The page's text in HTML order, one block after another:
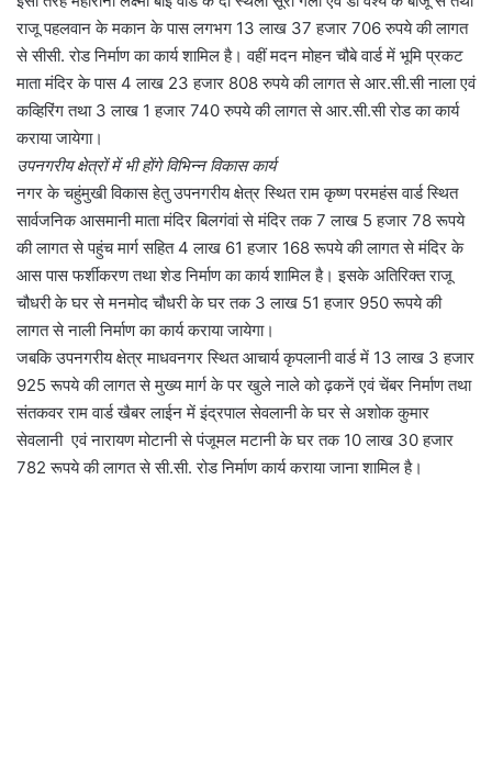
राजू पहलवान के मकान के पास लगभग 13 लाख 37 हजार 706 रुपये की लागत
से सीसी. रोड निर्माण का कार्य शामिल है। वहीं मदन मोहन चौबे वार्ड में भूमि प्रकट
माता मंदिर के पास 4 लाख 23 हजार 808 रुपये की लागत से आर.सी.सी नाला एवं
कव्हिरिंग तथा 3 लाख 1 हजार 740 रुपये की लागत से आर.सी.सी रोड का कार्य
कराया जायेगा।
उपनगरीय क्षेत्रों में भी होंगे विभिन्न विकास कार्य
नगर के चहुंमुखी विकास हेतु उपनगरीय क्षेत्र स्थित राम कृष्ण परमहंस वार्ड स्थित
सार्वजनिक आसमानी माता मंदिर बिलगंवां से मंदिर तक 7 लाख 5 हजार 78 रूपये
की लागत से पहुंच मार्ग सहित 4 लाख 61 हजार 168 रूपये की लागत से मंदिर के
आस पास फर्शीकरण तथा शेड निर्माण का कार्य शामिल है। इसके अतिरिक्त राजू
चौधरी के घर से मनमोद चौधरी के घर तक 3 लाख 51 हजार 950 रूपये की
लागत से नाली निर्माण का कार्य कराया जायेगा।
जबकि उपनगरीय क्षेत्र माधवनगर स्थित आचार्य कृपलानी वार्ड में 13 लाख 3 हजार
925 रूपये की लागत से मुख्य मार्ग के पर खुले नाले को ढ़कनें एवं चेंबर निर्माण तथा
संतकवर राम वार्ड खैबर लाईन में इंद्रपाल सेवलानी के घर से अशोक कुमार
सेवलानी एवं नारायण मोटानी से पंजूमल मटानी के घर तक 10 लाख 30 हजार
782 रूपये की लागत से सी.सी. रोड निर्माण कार्य कराया जाना शामिल है।